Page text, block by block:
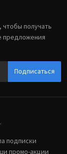
получать
предложения
Подписаться
подписки
промо-акции